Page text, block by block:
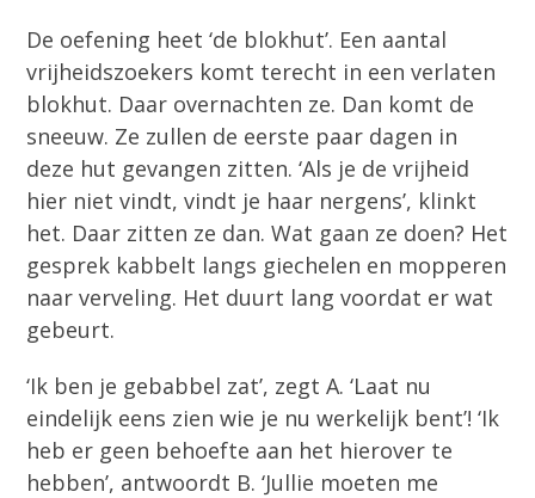
De oefening heet ‘de blokhut’. Een aantal
vrijheidszoekers komt terecht in een verlaten
blokhut. Daar overnachten ze. Dan komt de
sneeuw. Ze zullen de eerste paar dagen in
deze hut gevangen zitten. ‘Als je de vrijheid
hier niet vindt, vindt je haar nergens’, klinkt
het. Daar zitten ze dan. Wat gaan ze doen? Het
gesprek kabbelt langs giechelen en mopperen
naar verveling. Het duurt lang voordat er wat
gebeurt.
‘Ik ben je gebabbel zat’, zegt A. ‘Laat nu
eindelijk eens zien wie je nu werkelijk bent’! ‘Ik
heb er geen behoefte aan het hierover te
hebben’, antwoordt B. ‘Jullie moeten me